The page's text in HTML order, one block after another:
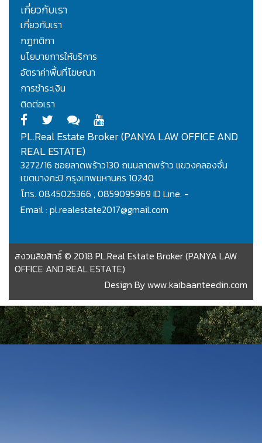
เกี่ยวกับเรา
เกี่ยวกับเรา
กฏกติกา
นโยบายการให้บริการ
อัตราค่าพื้นที่โฆษณา
การชำระเงิน
ติดต่อเรา
PL.Real Estate Broker (PANYA LAW OFFICE AND
REAL ESTATE)
3272/16 ซอยลาดพร้าว130 ถนนลาดพร้าว แขวงคลองจั่น
เขตบางกะปิ กรุงเทพมหานคร 10240
โทร. 0845025366 , 0859095969 ID Line. -
Email : pl.realestate2017@gmail.com
สงวนลิขสิทธิ์ © 2018 PL.Real Estate Broker (PANYA LAW
OFFICE AND REAL ESTATE)
Design Bywww.kaibaanteedin.com